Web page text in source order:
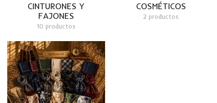
CINTURONES Y
FAJONES
10 productos
COSMÉTICOS
2 productos